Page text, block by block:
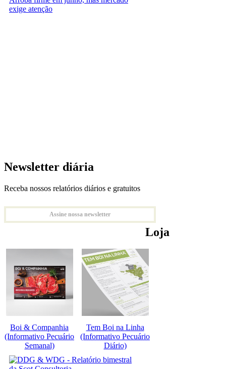
exige atenção
Newsletter diária
Receba nossos relatórios diários e gratuitos
Assine nossa newsletter
Loja
Boi & Companhia
(Informativo Pecuário
Semanal)
Tem Boi na Linha
(Informativo Pecuário
Diário)